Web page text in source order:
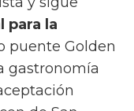
para la
puente Golden
gastronomía